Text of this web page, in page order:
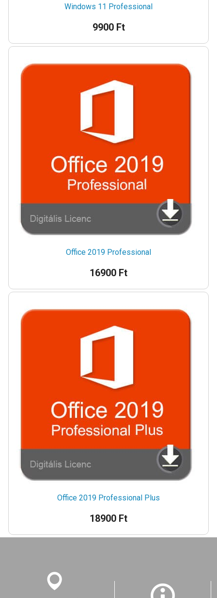
Windows 11 Professional
9900 Ft
Office 2019 Professional
16900 Ft
Office 2019 Professional Plus
18900 Ft